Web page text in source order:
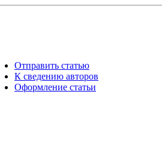
Отправить статью
К сведению авторов
Оформление статьи